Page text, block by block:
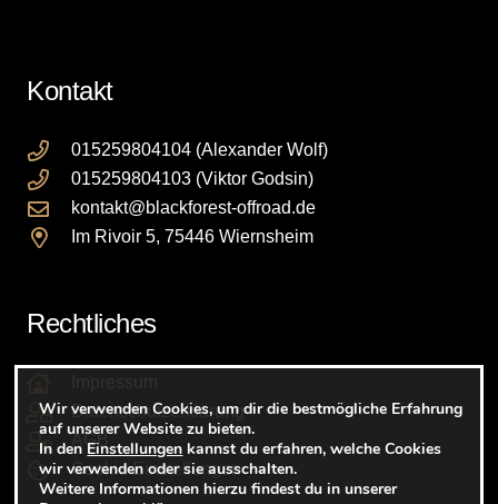
Kontakt
015259804104 (Alexander Wolf)
015259804103 (Viktor Godsin)
kontakt@blackforest-offroad.de
Im Rivoir 5, 75446 Wiernsheim
Rechtliches
Datenschutzerklärung
AGB
Cookie Einstellungen
Wir verwenden Cookies, um dir die bestmögliche Erfahrung
auf unserer Website zu bieten.
In den Einstellungen kannst du erfahren, welche Cookies
wir verwenden oder sie ausschalten.
Weitere Informationen hierzu findest du in unserer